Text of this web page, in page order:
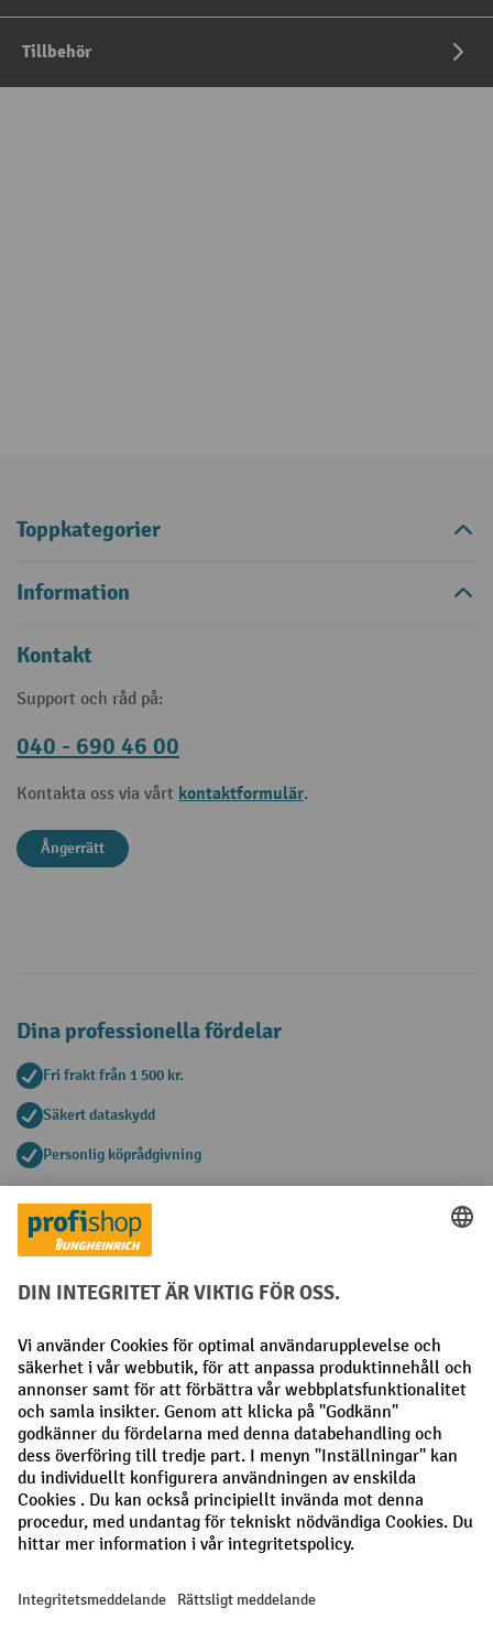
Tillbehör
Toppkategorier
Information
Kontakt
Support och råd på:
040 - 690 46 00
Kontakta oss via vårt kontaktformulär.
Ångerrätt
Dina professionella fördelar
Fri frakt från 1 500 kr.
Säkert dataskydd
Personlig köprådgivning
Betalningsmetoder
Faktura Förskottsbetalning
Sociala nätverk
Facebook
LinkedIn
Instagram
Allmänna villkor Utgivare Sekretesspolicy
Alla priser exkl. Moms plusfraktkostnaderoch eventuella